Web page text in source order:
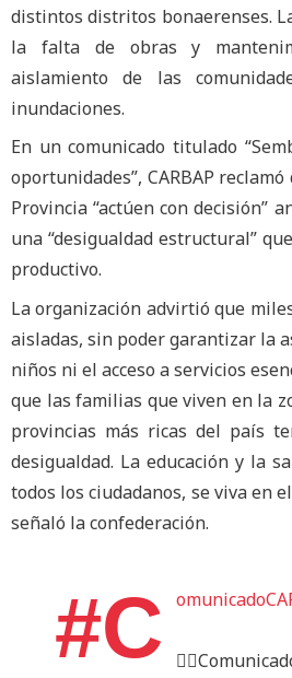
distintos distritos bonaerenses.
la falta de obras y
aislamiento de las
inundaciones.
En un comunicado titulado
oportunidades”, CARBAP
Provincia “actúen con decisión”
una “desigualdad estructural”
productivo.
La organización advirtió que
aisladas, sin poder garantizar la
niños ni el acceso a servicios
que las familias que viven en la
provincias más ricas del país
desigualdad. La educación y la
todos los ciudadanos, se viva en
señaló la confederación.
#C